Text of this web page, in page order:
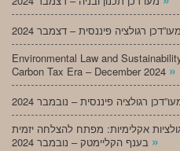
Environmental Law and
Carbon Tax Era – December 2024 »
אקלימיות: מפתח להצלחה יזמית
»